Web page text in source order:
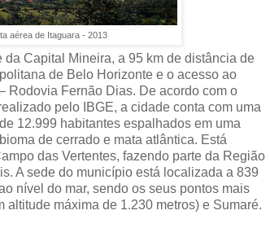
aérea de Itaguara - 2013
da Capital Mineira, a 95 km de distância de
de Belo Horizonte e o acesso ao
Rodovia Fernão Dias. De acordo com o
pelo IBGE, a cidade conta com uma
12.999 habitantes espalhados em uma
de cerrado e mata atlântica. Está
das Vertentes, fazendo parte da Região
A sede do município está localizada a 839
nível do mar, sendo os seus pontos mais
altitude máxima de 1.230 metros) e Sumaré.